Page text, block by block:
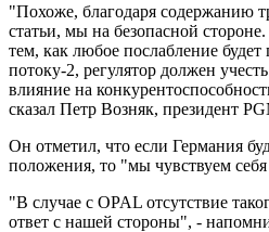
"Похоже, благодаря содержанию
статьи, мы на безопасной
тем, как любое послабление
потоку-2, регулятор должен
влияние на
сказал Петр Возняк, президент
Он отметил, что если Германия
положения, то "мы чувствуем себя
"В случае с OPAL отсутствие
ответ с нашей стороны", -